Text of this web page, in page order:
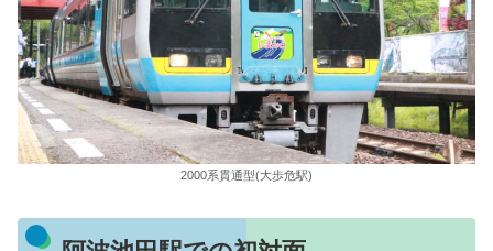
2000系貫通型(大歩危駅)